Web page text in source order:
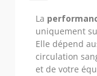
La
uniquement
Elle dépend
circulation
et de votre